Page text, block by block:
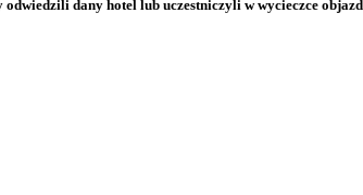
dany hotel lub uczestniczyli w wycieczce